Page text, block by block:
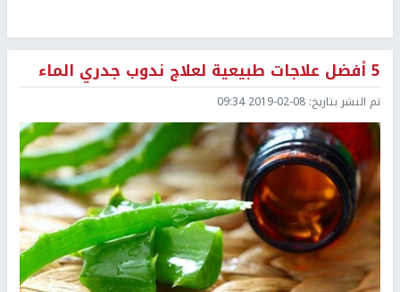
5 أفضل علاجات طبيعية لعلاج ندوب جدري الماء
تم النشر بتاريخ: 2019-02-08 09:34